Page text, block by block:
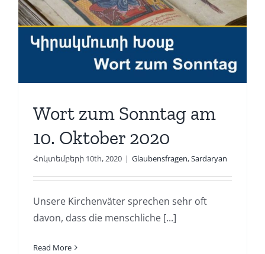
Wort zum Sonntag am
10. Oktober 2020
Հոկտեմբերի 10th, 2020 | Glaubensfragen,Sardaryan
Unsere Kirchenväter sprechen sehr oft
davon, dass die menschliche [...]
Read More